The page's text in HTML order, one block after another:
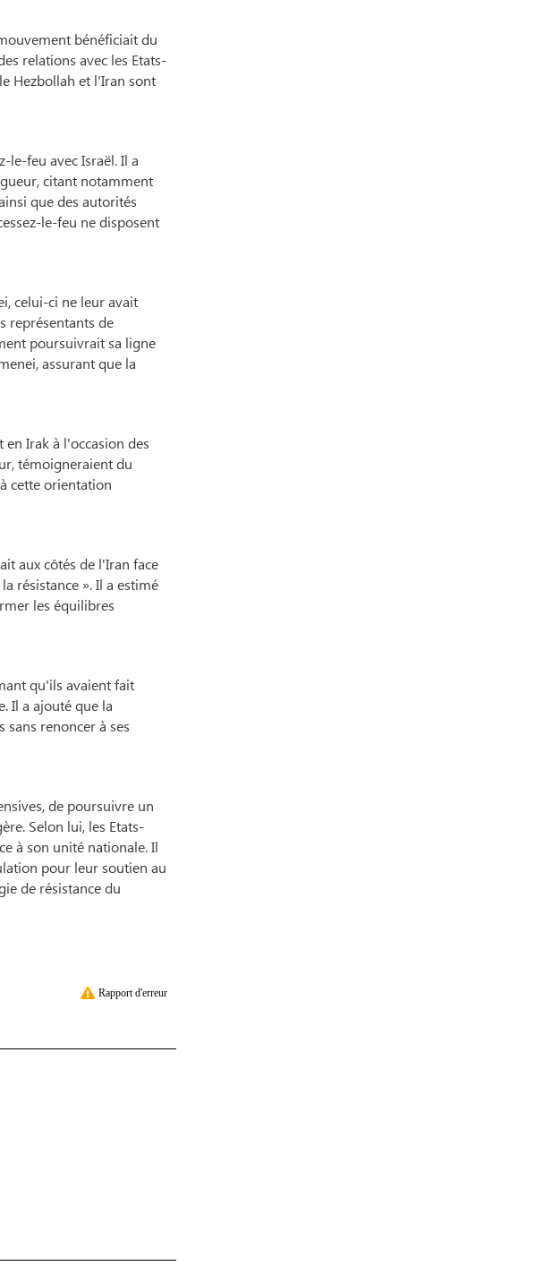
bénéficiait du
relations avec les Etats-
Hezbollah et l'Iran sont
le-feu avec Israël. Il a
citant notamment
que des autorités
le-feu ne disposent
celui-ci ne leur avait
représentants de
poursuivrait sa ligne
assurant que la
Irak à l'occasion des
témoigneraient du
cette orientation
aux côtés de l'Iran face
résistance ». Il a estimé
les équilibres
qu'ils avaient fait
Il a ajouté que la
renoncer à ses
de poursuivre un
Selon lui, les Etats-
à son unité nationale. Il
pour leur soutien au
de résistance du
Rapport d'erreur